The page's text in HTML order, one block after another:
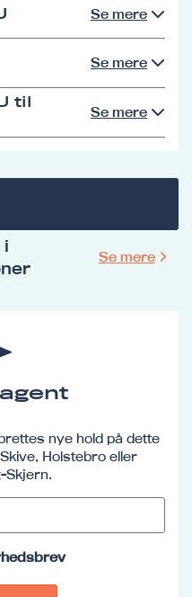
Se mere
Se mere
til
Se mere
i
Se mere
nye hold på dette
Holstebro eller
Skjern.